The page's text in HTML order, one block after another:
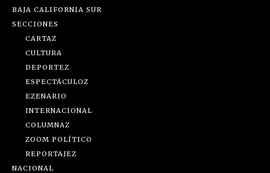
BAJA CALIFORNIA SUR
SECCIONES
CARTAZ
CULTURA
DEPORTEZ
ESPECTÁCULOZ
EZENARIO
INTERNACIONAL
COLUMNAZ
ZOOM POLÍTICO
REPORTAJEZ
NACIONAL